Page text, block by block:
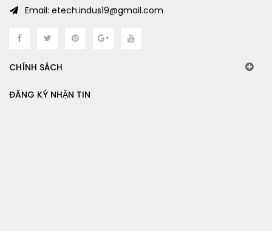
Email: etech.indus19@gmail.com
CHÍNH SÁCH
ĐĂNG KÝ NHẬN TIN